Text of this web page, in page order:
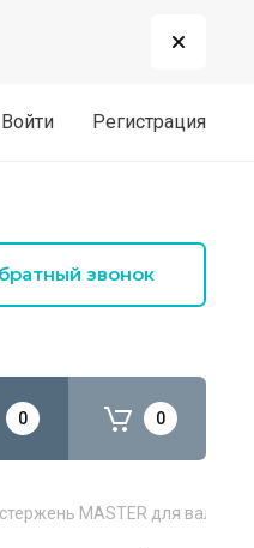
Войти Регистрация
звонок
0 0
MASTER для